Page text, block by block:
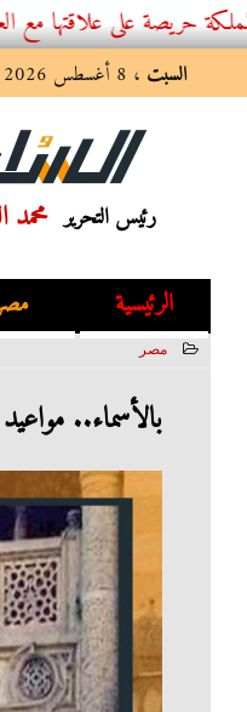
على علاقتها مع العراق
السبت ، 8 أغسطس 2026
رئيس التحرير محمد
الرئيسية
مصر
بالأسماء..